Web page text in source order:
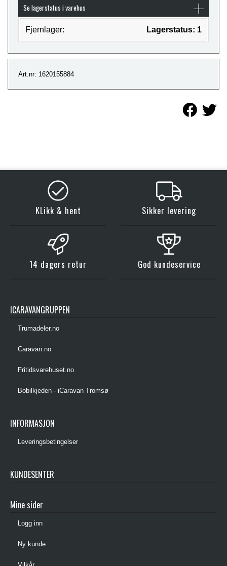
Se lagerstatus i varehus
Fjernlager: Lagerstatus: 1
Art.nr: 1620155884
KLikk & hent Sikker levering
14 dagers retur God kundeservice
ICARAVANGRUPPEN
Trumadeler.no
Caravan.no
Fritidsvarehuset.no
Bobilkjeden - iCaravan Tromsø
INFORMASJON
Leveringsbetingelser
KUNDESENTER
Mine sider
Logg inn
Ny kunde